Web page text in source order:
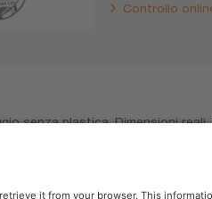
Controllo
senza plastica. Dimensioni